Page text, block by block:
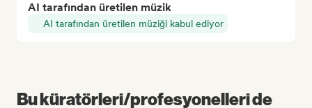
AI tarafından üretilen müzik
AI tarafından üretilen müziği kabul ediyor
Bu küratörleri/profesyonelleri de